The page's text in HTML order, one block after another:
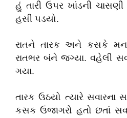
હું તારી ઉપર ખાંડની
હસી પડયો.
રાતને તારક અને કસકે
રાતભર બંને જગ્યા. વહેલી
ગયા.
તારક ઉઠયો ત્યારે સવારના
કસક ઉજાગરો હતો છતાં